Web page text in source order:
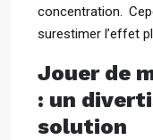
concentration.
surestimer l’effet
Jouer de
: un
solution